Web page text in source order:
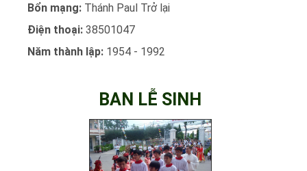
Bổn mạng: Thánh Paul Trở lại
Điện thoại: 38501047
Năm thành lập: 1954 - 1992
BAN LỄ SINH